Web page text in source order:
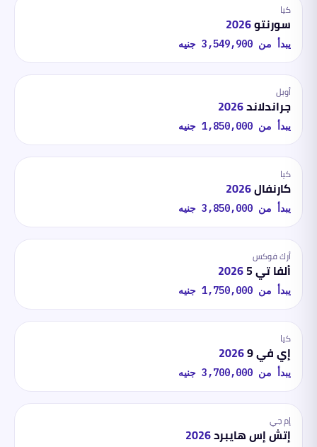
كيا
سورنتو2026
يبدأ من 3,549,900 جنيه
أوبل
جراندلاند2026
يبدأ من 1,850,000 جنيه
كيا
كارنفال2026
يبدأ من 3,850,000 جنيه
أرك فوكس
ألفا تي 5 2026
يبدأ من 1,750,000 جنيه
كيا
إي في 9 2026
يبدأ من 3,700,000 جنيه
إم جي
إتش إس هايبرد2026